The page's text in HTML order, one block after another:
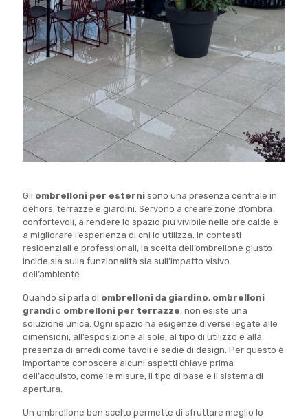
Gli ombrelloni per esterni sono una presenza centrale in
dehors, terrazze e giardini. Servono a creare zone d’ombra
confortevoli, a rendere lo spazio più vivibile nelle ore calde e
a migliorare l’esperienza di chi lo utilizza. In contesti
residenziali e professionali, la scelta dell’ombrellone giusto
incide sia sulla funzionalità sia sull’impatto visivo
dell’ambiente.
Quando si parla di ombrelloni da giardino, ombrelloni
grandi o ombrelloni per terrazze, non esiste una
soluzione unica. Ogni spazio ha esigenze diverse legate alle
dimensioni, all’esposizione al sole, al tipo di utilizzo e alla
presenza di arredi come tavoli e sedie di design. Per questo è
importante conoscere alcuni aspetti chiave prima
dell’acquisto, come le misure, il tipo di base e il sistema di
apertura.
Un ombrellone ben scelto permette di sfruttare meglio lo